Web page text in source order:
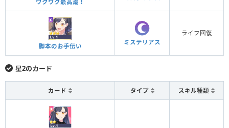
ワクワク最高潮！
脚本のお手伝い
ミステリアス
ライフ回復
星2のカード
カード タイプ スキル種類